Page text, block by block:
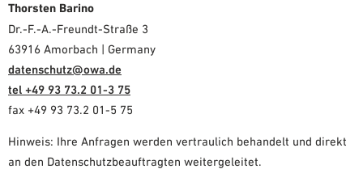
Thorsten Barino
Dr.-F.-A.-Freundt-Straße 3
63916 Amorbach | Germany
datenschutz@owa.de
tel +49 93 73.2 01-3 75
fax +49 93 73.2 01-5 75
Hinweis: Ihre Anfragen werden vertraulich behandelt und direkt
an den Datenschutzbeauftragten weitergeleitet.